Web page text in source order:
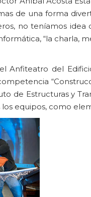
de una forma
no teníamos idea
“la charla,
Anfiteatro del
de Estructuras y
equipos, como